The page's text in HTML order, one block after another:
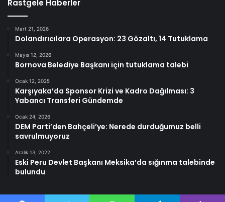
Rastgele Haberler
Mart 21, 2026
Dolandırıcılara Operasyon: 23 Gözaltı, 14 Tutuklama
Mayıs 12, 2026
Bornova Belediye Başkanı için tutuklama talebi
Ocak 12, 2025
Karşıyaka’da Sponsor Krizi ve Kadro Dağılması: 3
Yabancı Transferi Gündemde
Ocak 24, 2026
DEM Parti’den Bahçeli’ye: Nerede durduğumuz belli
savrulmuyoruz
Aralık 13, 2022
Eski Peru Devlet Başkanı Meksika’da sığınma talebinde
bulundu